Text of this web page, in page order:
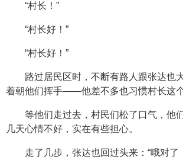
“村长！”
“村长好！”
“村长好！”
路过居民区时，不断有路人跟张达也
着朝他们挥手——他差不多也习惯村长这个
等他们走过去，村民们松了口气，他
几天心情不好，实在有些担心。
走了几步，张达也回过头来：“哦对了